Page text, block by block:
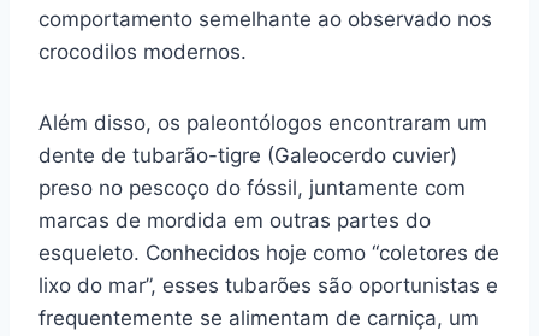
comportamento semelhante ao observado nos
crocodilos modernos.
Além disso, os paleontólogos encontraram um
dente de tubarão-tigre (Galeocerdo cuvier)
preso no pescoço do fóssil, juntamente com
marcas de mordida em outras partes do
esqueleto. Conhecidos hoje como “coletores de
lixo do mar”, esses tubarões são oportunistas e
frequentemente se alimentam de carniça, um